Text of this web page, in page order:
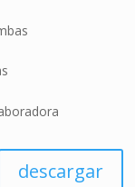
descargar